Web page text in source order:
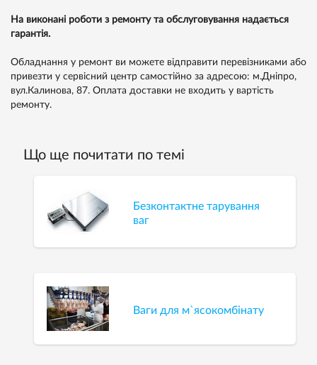
На виконані роботи з ремонту та обслуговування надається
гарантія.
Обладнання у ремонт ви можете відправити перевізниками або
привезти у сервісний центр самостійно за адресою: м.Дніпро,
вул.Калинова, 87. Оплата доставки не входить у вартість
ремонту.
Що ще почитати по темі
Безконтактне тарування
ваг
Ваги для м`ясокомбінату